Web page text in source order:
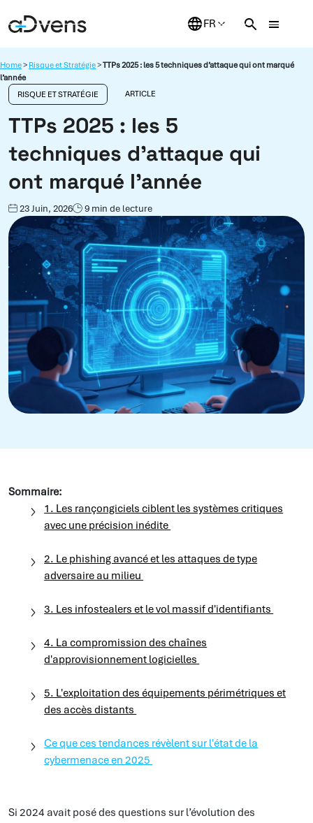
au
Home> Risque et Stratégie>TTPs 2025 : les 5 techniques d’attaque qui ont marqué
l’année
RISQUE ET STRATÉGIE
ARTICLE
TTPs 2025 : les 5
techniques d’attaque qui
ont marqué l’année
23 Juin, 2026 9 min de lecture
Sommaire:
1. Les rançongiciels ciblent les systèmes critiques
avec une précision inédite
2. Le phishing avancé et les attaques de type
adversaire au milieu
3. Les infostealers et le vol massif d'identifiants
4. La compromission des chaînes
d'approvisionnement logicielles
5. L'exploitation des équipements périmétriques et
des accès distants
Ce que ces tendances révèlent sur l'état de la
cybermenace en 2025
Si 2024 avait posé des questions sur l’évolution des